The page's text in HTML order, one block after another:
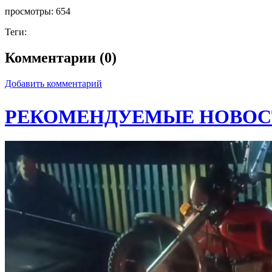
просмотры: 654
Теги:
Комментарии (0)
Добавить комментарий
РЕКОМЕНДУЕМЫЕ